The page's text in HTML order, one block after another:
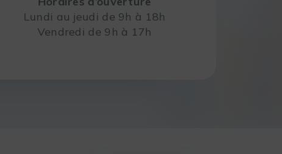
Lundi au jeudi de 9h à 18h
Vendredi de 9h à 17h